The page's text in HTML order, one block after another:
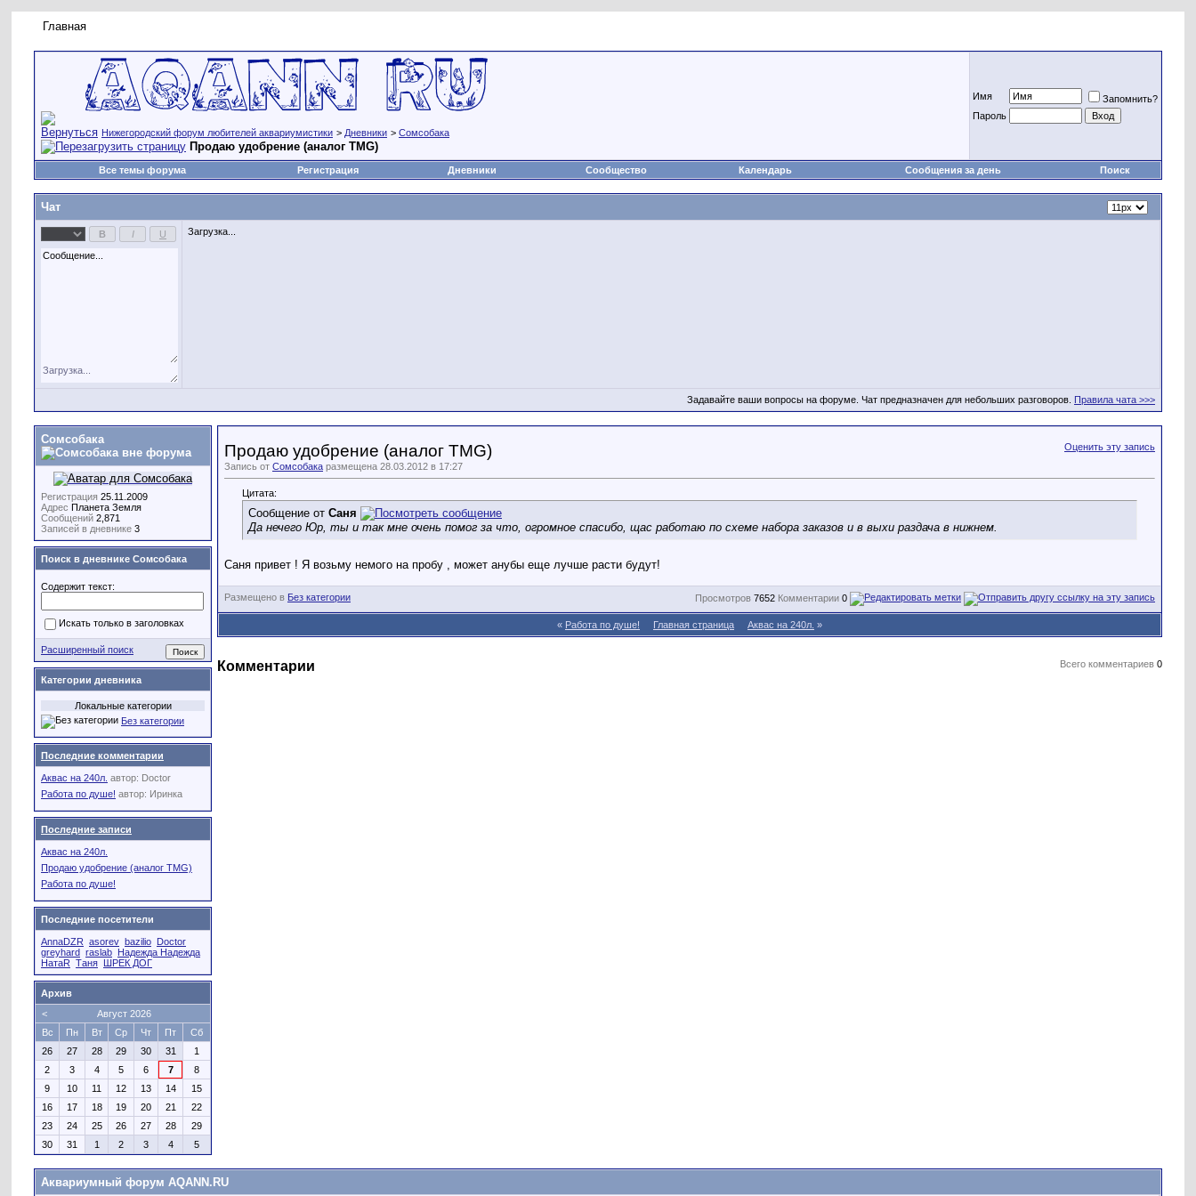
Главная
Нижегородский форум любителей аквариумистики > Дневники > Сомсобака
Продаю удобрение (аналог TMG)
Имя
Запомнить?
Пароль
Все темы форума Регистрация Дневники Сообщество Календарь Сообщения за день Поиск
Чат
Загрузка...
Задавайте ваши вопросы на форуме. Чат предназначен для небольших разговоров. Правила чата >>>
Оценить эту запись
Продаю удобрение (аналог TMG)
Запись от Сомсобака размещена 28.03.2012 в 17:27
Цитата:
Сообщение от Саня
Да нечего Юр, ты и так мне очень помог за что, огромное спасибо, щас работаю по схеме набора заказов и в выхи раздача в нижнем.
Саня привет ! Я возьму немого на пробу , может анубы еще лучше расти будут!
Размещено в Без категории Просмотров 7652 Комментарии 0
« Работа по душе! Главная страница Аквас на 240л. »
Всего комментариев 0
Комментарии
Сомсобака
Регистрация 25.11.2009
Адрес Планета Земля
Сообщений 2,871
Записей в дневнике 3
Поиск в дневнике Сомсобака
Содержит текст:
Искать только в заголовках
Расширенный поиск
Категории дневника
Локальные категории
Без категории
Последние комментарии
Аквас на 240л. автор: Doctor
Работа по душе! автор: Иринка
Последние записи
Аквас на 240л.
Продаю удобрение (аналог TMG)
Работа по душе!
Последние посетители
AnnaDZR asorev bazilio Doctor
greyhard raslab Надежда Надежда
НатаR Таня ШРЕК ДОГ
Архив
<
Август 2026
Вс
Пн Вт Ср Чт Пт
Сб
26
27 28 29 30 31
1
2
3 4 5 6 7
8
9
10 11 12 13 14
15
16
17 18 19 20 21
22
23
24 25 26 27 28
29
30
31 1 2 3 4 5
Аквариумный форум AQANN.RU